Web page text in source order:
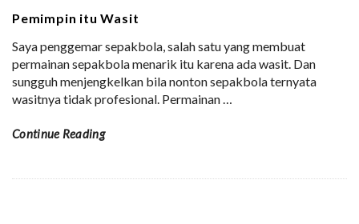
Pemimpin itu Wasit
Saya penggemar sepakbola, salah satu yang membuat
permainan sepakbola menarik itu karena ada wasit. Dan
sungguh menjengkelkan bila nonton sepakbola ternyata
wasitnya tidak profesional. Permainan…
Continue Reading